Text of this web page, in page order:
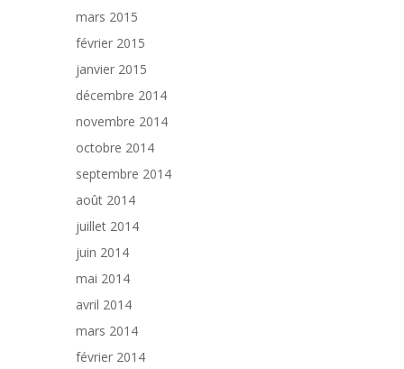
mars 2015
février 2015
janvier 2015
décembre 2014
novembre 2014
octobre 2014
septembre 2014
août 2014
juillet 2014
juin 2014
mai 2014
avril 2014
mars 2014
février 2014